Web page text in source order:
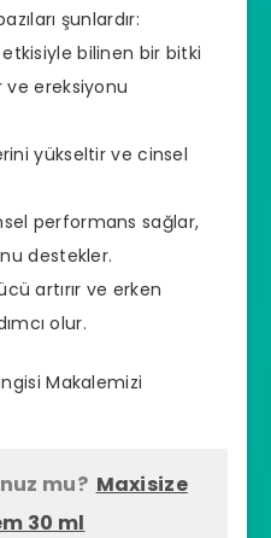
şunlardır:
bilinen bir bitki
ve ereksiyonu
yükseltir ve cinsel
performans sağlar,
destekler.
artırır ve erken
olur.
Makalemizi
mu? Maxisize
30 ml